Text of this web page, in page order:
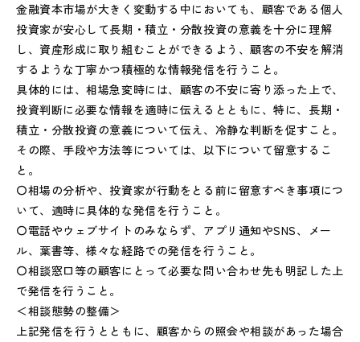
金融資本市場が大きく変動する中においても、顧客である個人
投資家が安心して長期・積立・分散投資の意義を十分に理解
し、資産形成に取り組むことができるよう、顧客の不安を解消
するような丁寧かつ積極的な情報発信を行うこと。
具体的には、相場急変時には、顧客の不安に寄り添った上で、
投資判断に必要な情報を適時に伝えるとともに、特に、長期・
積立・分散投資の意義について伝え、冷静な判断を促すこと。
その際、手段や方法等については、以下について留意するこ
と。
〇相場の分析や、投資家が行動をとる前に留意すべき事項につ
いて、適時に具体的な発信を行うこと。
〇電話やウェブサイトのみならず、アプリ通知やSNS、メー
ル、葉書等、様々な経路での発信を行うこと。
〇相談窓口等の顧客にとって必要な問い合わせ先も明記した上
で発信を行うこと。
＜相談態勢の整備＞
上記発信を行うとともに、顧客からの照会や相談があった場合